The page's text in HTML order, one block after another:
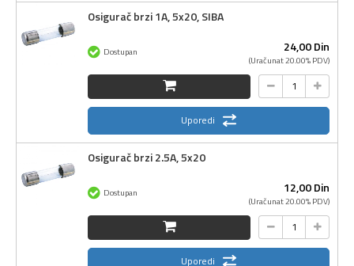
Osigurač brzi 1A, 5x20, SIBA
24,00Din
(Uračunat 20.00% PDV)
Dostupan
Uporedi
Osigurač brzi 2.5A, 5x20
12,00Din
(Uračunat 20.00% PDV)
Dostupan
Uporedi